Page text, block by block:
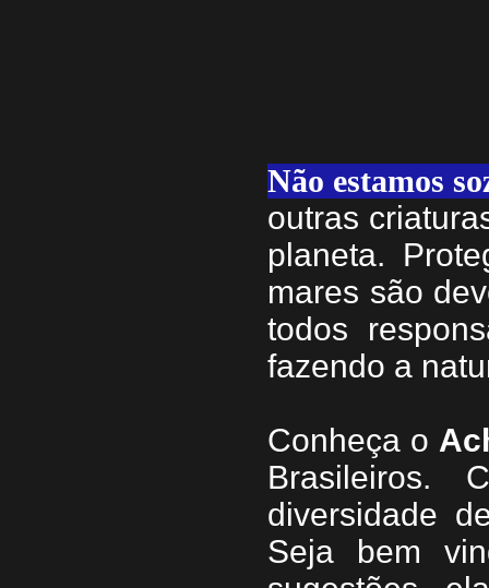
Não estamos
outras
planeta.
mares são
todos
fazendo a
Conheça o A
Brasileiros.
diversidade
Seja bem